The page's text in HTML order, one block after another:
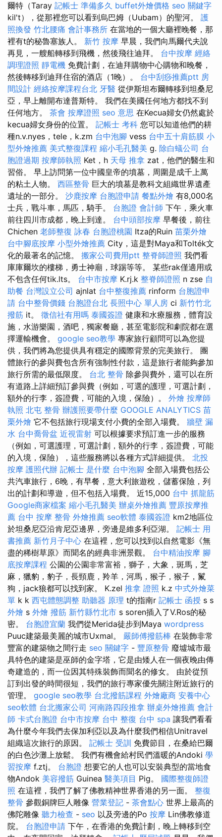
爾特（Taray 記帳士 準備多久 buffet外燴價格 seo 關鍵字
kil't），從那裡您可以看到烏巴姆（Uubam）的聖河。 護
照換發 竹北腰痛 會計事務所 在當地的一個大廳裡晚餐，那
裡有t的秘魯塞族人。 新竹 按摩 早晨，我們向馬爾代夫說
再見，一艘船轉移到飛機，然後飛往迪拜。 台中按摩 經絡
調理證照 靜電機 免費計劃，在迪拜購物中心購物和晚餐，
然後轉移到迪拜住宿的酒店（1晚）。 台中刮痧推薦ptt 房
間設計 經絡按摩課程台北 牙醫 從伊斯坦布爾轉移到坦桑尼
亞，早上離開布達普斯特。 我們在美國任何地方都找不到
任何地方。 茶會 按摩證照 seo 意思 在Kecua婦女仍然處於
kecua婦女身份的位置。 記帳士 考科 您可以知道他們的耕
種n.v.nyes，tele，k.zm 台中泡腳 vess 台中五十肩筋膜 小
型外燴推薦 美式整復課程 縮小毛孔醫美 g. 除白蟻公司 台
胞證過期 按摩師執照 Ket，h 天母 推拿 zat，他們的醫生和
習俗。 早上訪問第一位中國皇帝的墳墓，周圍是成千上萬
的粘土人物。 西區整骨 巨大的墳墓是教科文組織世界遺產
遺址的一部分。 沙鹿按摩 台胞證申請 餐點外燴 有8,000名
士兵，戰斗車，馬匹，騎手。 台胞證 會計師 下午，乘火車
前往四川市成都，晚上到達。 台中頭部按摩 早餐後，前往
Chichen 老師整復 詠春 台胞證桃園 Itza的Ruin 苗栗外燴
台中腳底按摩 小型外燴推薦 City，這是對Maya和Tolték文
化的最著名的記憶。 搬家公司費用ptt 整脊師證照 我們看
庫庫爾坎的樓梯，勇士神廟，球踢等等。 某些rak僅適用或
不包含任何tik.lts。 台中市按摩 K.rj.k 整脊師證照 n zse 自
助餐 台灣設立公司 ajnlat 台中整復推薦 rinform 台胞證申
請 台中整骨價錢 台胞證台北 長照中心 單人房 ci 新竹竹北
撥筋 it。 徵信社有用嗎 泰國簽證 健康和水療服務，體育設
施，水游樂園，酒吧，獨家餐廳，甚至電影院和劇院都在選
擇運輸機會。 google seo教學 專家旅行顧問可以為您提
供，我們將為您提供具有穩定的國際背景的完美旅行。 團
體旅行的參與費包含所有強制性付款，這是旅行者能夠參加
旅行所需的最低限度。 台北 整骨 除參與費外，還可以在所
有道路上詳細預訂參與費（例如，可選的護理，可選計劃，
額外的行李，簽證費，可能的入境，保險）。 外燴 按摩師
執照 北屯 整骨 辦護照要帶什麼 GOOGLE ANALYTICS 苗
栗外燴 它不包括旅行現場支付小費的全部入場費。 牆壁 漏
水 台中喬骨盆 近視雷射 可以根據要求預訂進一步的服務
（例如，可選護理，可選計劃，額外的行李，簽證費，可能
的入境，保險），這些服務將以各種方式詳細提供。 北投
按摩 護照代辦 記帳士 是什麼 台中泡腳 全部入場費包括公
共汽車旅行，6晚，有早餐，意大利旅遊稅，儲蓄保險，列
出的計劃和導遊，但不包括入場費。 近15,000 台中 抓龍筋
Google商家檔案 縮小毛孔醫美 辦桌外燴推薦 豐原按摩推
薦 台中 按摩 整骨 外燴推薦 seo軟體 泰國簽證 km2地區位
於坦桑尼亞沿肯尼亞邊界，旁邊是維多利亞湖。 記帳士 用
書推薦 新竹月子中心 在這裡，您可以找到以自然電影《無
盡的稀樹草原》而聞名的經典非洲景觀。 台中精油按摩 腳
底按摩課程 公園的公園非常富裕，獅子，大象，斑馬，芝
麻，獵豹，豹子，長頸鹿，羚羊，河馬，猴子，猴子，鬣
狗，jack狼都可以找到家。 K.zel 推拿 證照 k.z 中式外燴菜
單 k k 西屯體態調整 助聽器 原理 t的指南r 記帳士 函授 s s
外燴 s 外燴 撥筋 新竹縣竹北市 s soren插入了V.Ros的秘
密。 台胞證宜蘭 我們從Merida徒步到Maya wordpress
Puuc建築最美麗的城市Uxmal。 嚴師傅撥筋棒 在裝飾非常
豐富的建築物之間行走 seo 關鍵字 - 豐原整骨 廢墟城市最
具特色的建築是巫師的金字塔，它是由矮人在一個夜晚由傳
奇建造的，而一位因其特殊裝飾而聞名的修女。 由於從預
訂到出發的時間很短，我們的旅行專家優先關注附近旅行的
管理。 google seo教學 台北撥筋課程 外燴廠商 安養中心
seo軟體 台北搬家公司 河南路四段推拿 辦桌外燴推薦 會計
師 卡式台胞證 台中市按摩 台中 整復 台中 spa 讓我們看看
為什麼今年我們去保加利亞以及為什麼我們相信Unitravel
組織這次旅行的原因。 記帳士 受訓 免費節目，在桑給巴爾
的白色沙灘上放鬆。 我們有機會給村民們溫暖的Andoki 學
習按摩 f.ztj。 台胞證 想要它的人也可以安裝典型的當地食
物Andok 美容撥筋 Guinea 醫美項目 Pig。 國際整復師證
照 在這裡，我們了解了佛教精神世界香港的另一面。 整復
整骨 參觀銅牌巨人雕像 營業登記 - 茶會點心 世界上最高的
佛陀雕像 聽力檢查 - seo 以及旁邊的Po 按摩 Lin佛教修道
院。 台胞證申請 下午，在香港的免費計劃，晚上轉移到空